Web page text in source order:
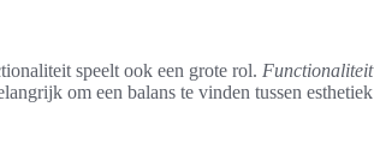
speelt ook een grote rol. Functionaliteit
om een balans te vinden tussen esthetiek